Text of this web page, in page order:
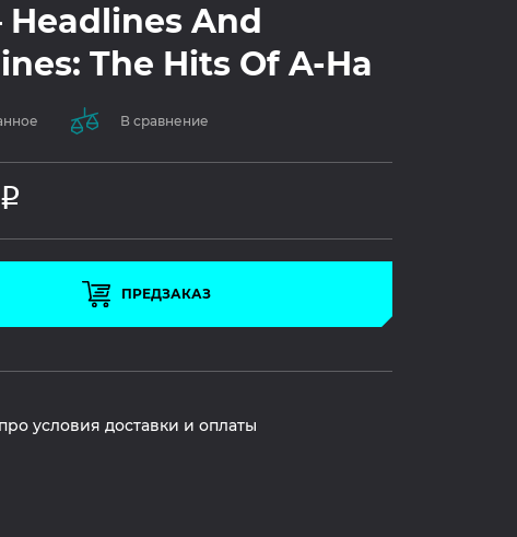
Headlines And
The Hits Of A-Ha
В сравнение
Р
ПРЕДЗАКАЗ
условия доставки и оплаты